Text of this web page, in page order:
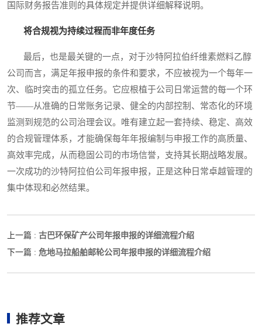
国际财务报告准则的具体规定并提供详细解释说明。
将合规视为持续过程而非年度任务
最后，也是最关键的一点，对于沙特阿拉伯纤维素燃料乙醇
公司而言，满足年报申报的条件和要求，不应被视为一个每年一
次、临时突击的孤立任务。它应根植于公司日常运营的每一个环
节——从准确的日常账务记录、健全的内部控制、常态化的环境
监测到规范的公司治理会议。唯有建立起一套持续、稳定、高效
的合规管理体系，才能确保每年年报编制与申报工作的高质量、
高效率完成，从而稳固公司的市场信誉，支持其长期战略发展。
一次成功的沙特阿拉伯公司年报申报，正是这种日常卓越管理的
集中体现和必然结果。
上一篇 : 古巴环保矿产公司年报申报的详细流程介绍
下一篇 : 危地马拉船舶邮轮公司年报申报的详细流程介绍
推荐文章